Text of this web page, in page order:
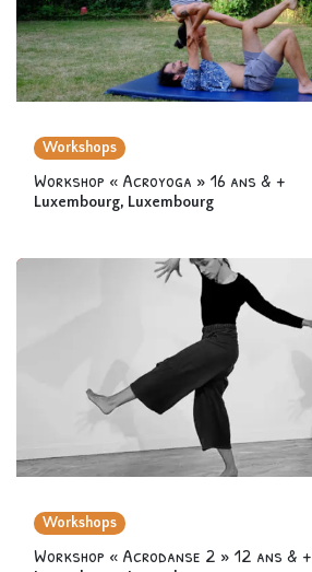
Workshops
Workshop « Acroyoga » 16 ans & +
Luxembourg, Luxembourg
Workshops
Workshop « Acrodanse 2 » 12 ans & +